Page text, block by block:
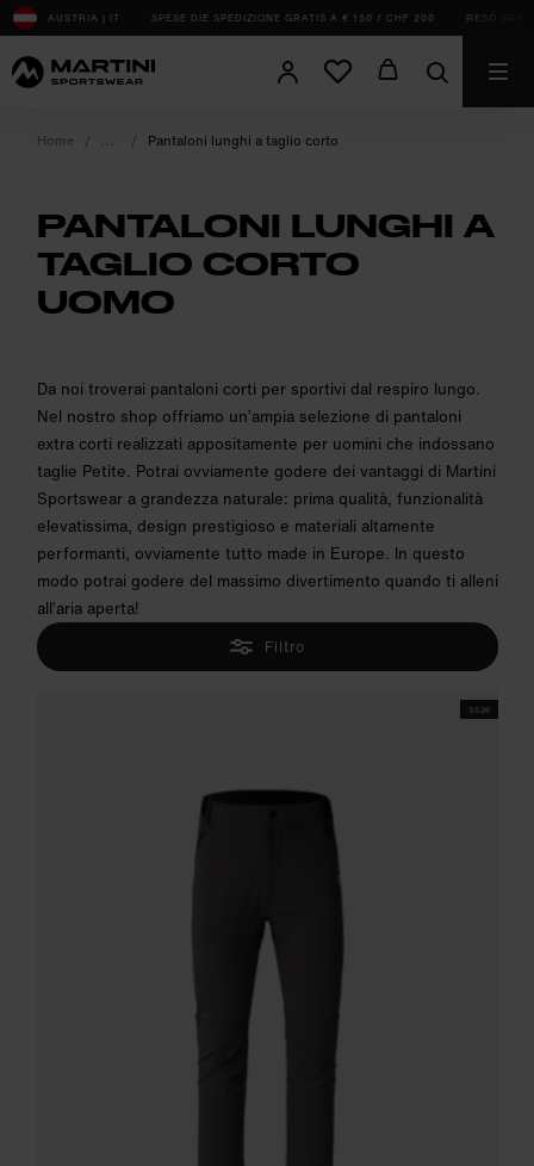
sr.Table Of Content
AUSTRIA | IT SPESE DIE SPEDIZIONE GRATIS A € 150 / CHF 200 RESO
Home Pantaloni lunghi a taglio corto
PANTALONI LUNGHI A
TAGLIO CORTO
UOMO
Da noi troverai pantaloni corti per sportivi dal respiro lungo.
Nel nostro shop offriamo un’ampia selezione di pantaloni
extra corti realizzati appositamente per uomini che indossano
taglie Petite. Potrai ovviamente godere dei vantaggi di Martini
Sportswear a grandezza naturale: prima qualità, funzionalità
elevatissima, design prestigioso e materiali altamente
performanti, ovviamente tutto made in Europe. In questo
modo potrai godere del massimo divertimento quando ti alleni
all’aria aperta!
Filtro
SS26